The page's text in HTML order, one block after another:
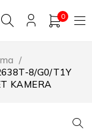
0
/
8/G0/T1Y
KAMERA